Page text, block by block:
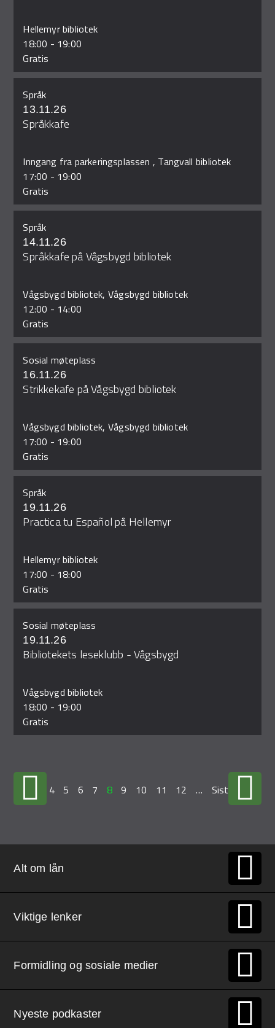
Hellemyr bibliotek
18:00 - 19:00
Gratis
Språk
13.11.26
Språkkafe
Inngang fra parkeringsplassen , Tangvall bibliotek
17:00 - 19:00
Gratis
Språk
14.11.26
Språkkafe på Vågsbygd bibliotek
Vågsbygd bibliotek, Vågsbygd bibliotek
12:00 - 14:00
Gratis
Sosial møteplass
16.11.26
Strikkekafe på Vågsbygd bibliotek
Vågsbygd bibliotek, Vågsbygd bibliotek
17:00 - 19:00
Gratis
Språk
19.11.26
Practica tu Español på Hellemyr
Hellemyr bibliotek
17:00 - 18:00
Gratis
Sosial møteplass
19.11.26
Bibliotekets leseklubb - Vågsbygd
Vågsbygd bibliotek
18:00 - 19:00
Gratis
4 5 6 7 8 9 10 11 12 … Siste »
Alt om lån
Viktige lenker
Formidling og sosiale medier
Nyeste podkaster